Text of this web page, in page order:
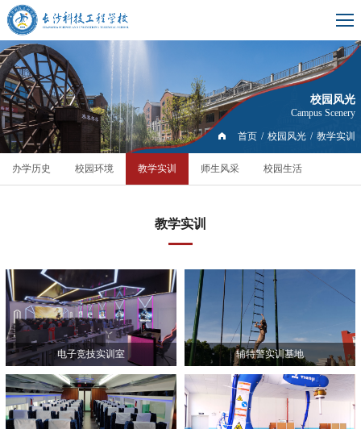
校园风光
Campus Scenery
首页 / 校园风光 / 教学实训
办学历史 校园环境 教学实训 师生风采 校园生活
教学实训
电子竞技实训室 辅特警实训基地